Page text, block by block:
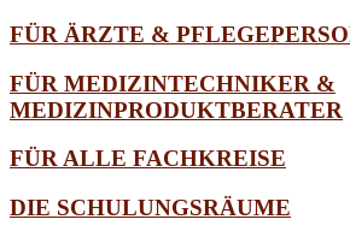
FÜR ÄRZTE &
FÜR MEDIZINTECHNIKER &
MEDIZINPRODUKTBERATER
FÜR ALLE FACHKREISE
DIE SCHULUNGSRÄUME